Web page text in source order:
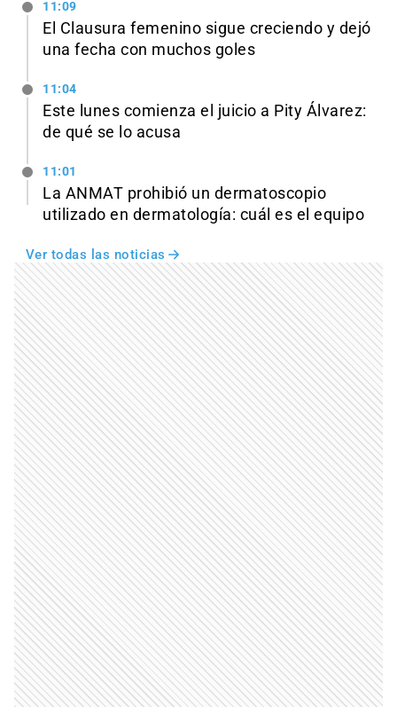
11:09
El Clausura femenino sigue creciendo y dejó
una fecha con muchos goles
11:04
Este lunes comienza el juicio a Pity Álvarez:
de qué se lo acusa
11:01
La ANMAT prohibió un dermatoscopio
utilizado en dermatología: cuál es el equipo
Ver todas las noticias